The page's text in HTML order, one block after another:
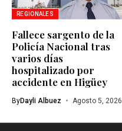
REGIONALES
Fallece sargento de la
Policía Nacional tras
varios días
hospitalizado por
accidente en Higüey
ByDayli Albuez Agosto 5, 2026